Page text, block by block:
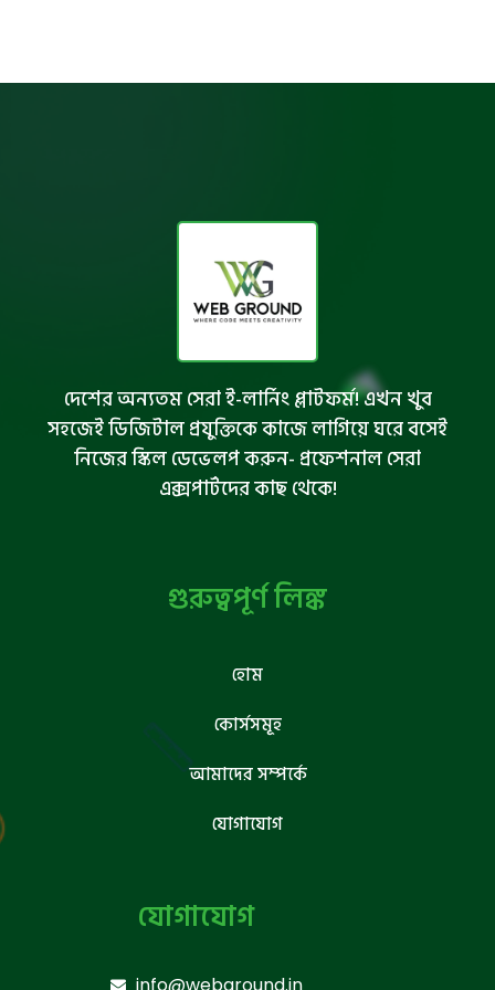
দেশের অন্যতম সেরা ই-লার্নিং প্লাটফর্ম! এখন খুব
সহজেই ডিজিটাল প্রযুক্তিকে কাজে লাগিয়ে ঘরে বসেই
নিজের স্কিল ডেভেলপ করুন- প্রফেশনাল সেরা
এক্সপার্টদের কাছ থেকে!
গুরুত্বপূর্ণ লিঙ্ক
হোম
কোর্সসমূহ
আমাদের সম্পর্কে
যোগাযোগ
যোগাযোগ